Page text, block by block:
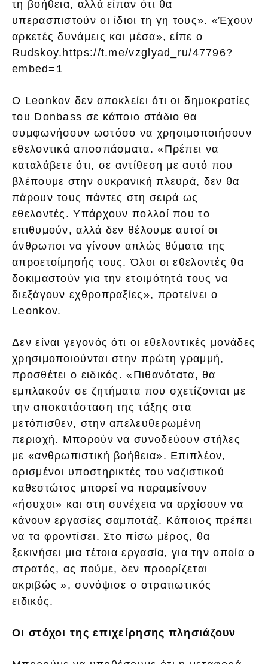
τη βοήθεια, αλλά είπαν ότι θα
υπερασπιστούν οι ίδιοι τη γη τους». «Έχουν
αρκετές δυνάμεις και μέσα», είπε ο
Rudskoy.https://t.me/vzglyad_ru/47796?
embed=1
Ο Leonkov δεν αποκλείει ότι οι δημοκρατίες
του Donbass σε κάποιο στάδιο θα
συμφωνήσουν ωστόσο να χρησιμοποιήσουν
εθελοντικά αποσπάσματα. «Πρέπει να
καταλάβετε ότι, σε αντίθεση με αυτό που
βλέπουμε στην ουκρανική πλευρά, δεν θα
πάρουν τους πάντες στη σειρά ως
εθελοντές. Υπάρχουν πολλοί που το
επιθυμούν, αλλά δεν θέλουμε αυτοί οι
άνθρωποι να γίνουν απλώς θύματα της
απροετοίμησής τους. Όλοι οι εθελοντές θα
δοκιμαστούν για την ετοιμότητά τους να
διεξάγουν εχθροπραξίες», προτείνει ο
Leonkov.
Δεν είναι γεγονός ότι οι εθελοντικές μονάδες
χρησιμοποιούνται στην πρώτη γραμμή,
προσθέτει ο ειδικός. «Πιθανότατα, θα
εμπλακούν σε ζητήματα που σχετίζονται με
την αποκατάσταση της τάξης στα
μετόπισθεν, στην απελευθερωμένη
περιοχή. Μπορούν να συνοδεύουν στήλες
με «ανθρωπιστική βοήθεια». Επιπλέον,
ορισμένοι υποστηρικτές του ναζιστικού
καθεστώτος μπορεί να παραμείνουν
«ήσυχοι» και στη συνέχεια να αρχίσουν να
κάνουν εργασίες σαμποτάζ. Κάποιος πρέπει
να τα φροντίσει. Στο πίσω μέρος, θα
ξεκινήσει μια τέτοια εργασία, για την οποία ο
στρατός, ας πούμε, δεν προορίζεται
ακριβώς », συνόψισε ο στρατιωτικός
ειδικός.
Οι στόχοι της επιχείρησης πλησιάζουν